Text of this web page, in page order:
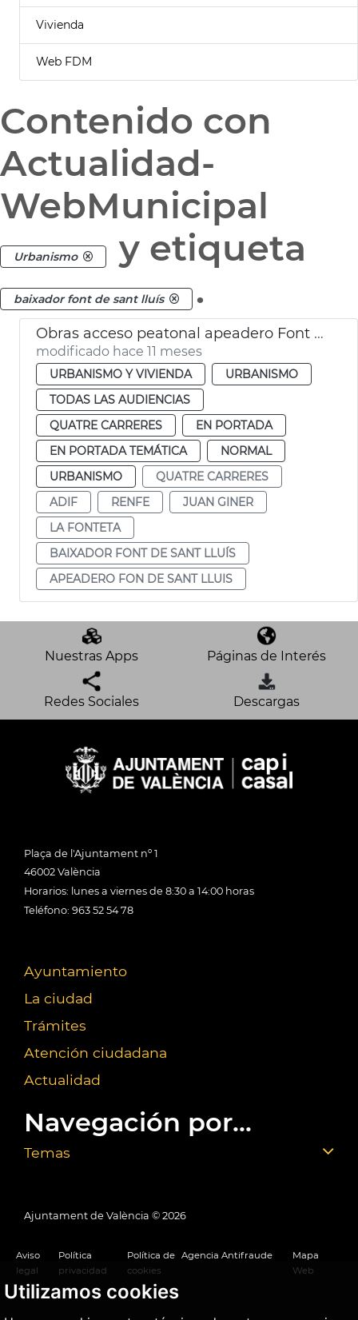
Utilizamos cookies
Vivienda
Web FDM
Contenido con
Actualidad-
WebMunicipal
Urbanismo y etiqueta
baixador font de sant lluís .
Obras acceso peatonal apeadero Font de Sant Lluís
modificado hace 11 meses
URBANISMO Y VIVIENDA
URBANISMO
TODAS LAS AUDIENCIAS
QUATRE CARRERES
EN PORTADA
EN PORTADA TEMÁTICA
NORMAL
URBANISMO
QUATRE CARRERES
ADIF
RENFE
JUAN GINER
LA FONTETA
BAIXADOR FONT DE SANT LLUÍS
APEADERO FON DE SANT LLUIS
Nuestras Apps Páginas de Interés
Redes Sociales Descargas
Plaça de l'Ajuntament nº 1
46002 València
Horarios: lunes a viernes de 8:30 a 14:00 horas
Teléfono: 963 52 54 78
Ayuntamiento
La ciudad
Trámites
Atención ciudadana
Actualidad
Navegación por...
Temas
Ajuntament de València © 2026
Aviso
legal
Política
privacidad
Política de
cookies
Agencia Antifraude
Mapa
Web